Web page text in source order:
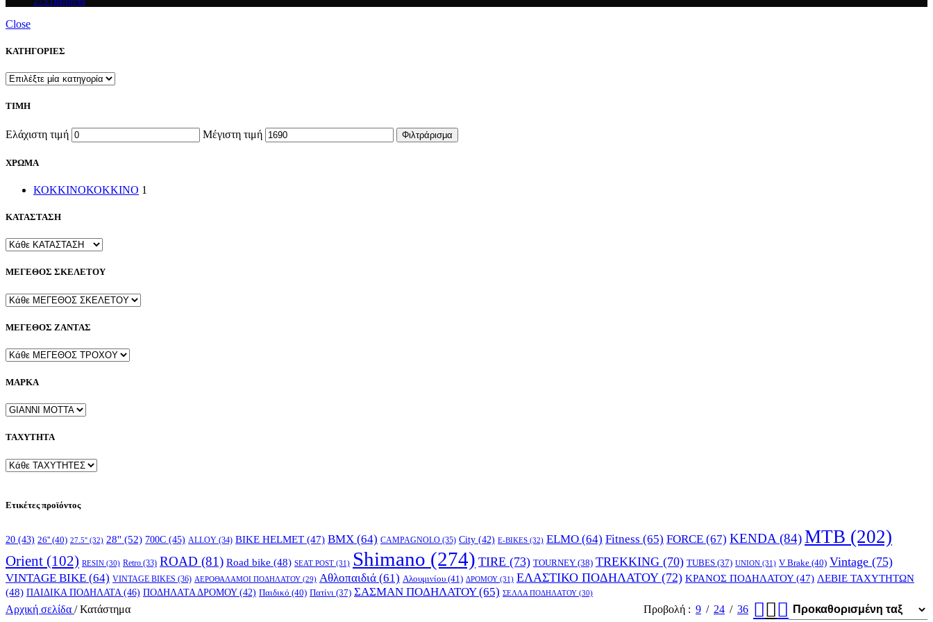
Close
ΚΑΤΗΓΟΡΙΕΣ
ΤΙΜΗ
Ελάχιστη τιμή Μέγιστη τιμή Φιλτράρισμα
ΧΡΩΜΑ
ΚΟΚΚΙΝΟΚΟΚΚΙΝΟ 1
ΚΑΤΑΣΤΑΣΗ
ΜΕΓΕΘΟΣ ΣΚΕΛΕΤΟΥ
ΜΕΓΕΘΟΣ ΖΑΝΤΑΣ
ΜΑΡΚΑ
ΤΑΧΥΤΗΤΑ
Ετικέτες προϊόντος
20 (43) 26'' (40) 27.5'' (32) 28'' (52) 700C (45) ALLOY (34) BIKE HELMET (47) BMX (64) CAMPAGNOLO (35) City (42) E-BIKES (32) ELMO (64) Fitness (65) FORCE (67) KENDA (84)MTB (202)
Orient (102) RESIN (30) Retro (33) ROAD (81) Road bike (48) SEAT POST (31) Shimano (274) TIRE (73) TOURNEY (38) TREKKING (70) TUBES (37) UNION (31) V Brake (40) Vintage (75)
VINTAGE BIKE (64) VINTAGE BIKES (36) ΑΕΡΟΘΑΛΑΜΟΙ ΠΟΔΗΛΑΤΟΥ (29) Αθλοπαιδιά (61) Αλουμινίου (41) ΔΡΟΜΟΥ (31) ΕΛΑΣΤΙΚΟ ΠΟΔΗΛΑΤΟΥ(72) ΚΡΑΝΟΣ ΠΟΔΗΛΑΤΟΥ(47) ΛΕΒΙΕ ΤΑΧΥΤΗΤΩΝ
(48) ΠΑΙΔΙΚΑ ΠΟΔΗΛΑΤΑ (46) ΠΟΔΗΛΑΤΑ ΔΡΟΜΟΥ(42) Παιδικό (40) Πατίνι (37) ΣΑΣΜΑΝ ΠΟΔΗΛΑΤΟΥ(65) ΣΕΛΛΑ ΠΟΔΗΛΑΤΟΥ (30)
Αρχική σελίδα / Κατάστημα Προβολή 9 24 36